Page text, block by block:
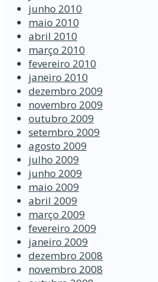
junho 2010
maio 2010
abril 2010
março 2010
fevereiro 2010
janeiro 2010
dezembro 2009
novembro 2009
outubro 2009
setembro 2009
agosto 2009
julho 2009
junho 2009
maio 2009
abril 2009
março 2009
fevereiro 2009
janeiro 2009
dezembro 2008
novembro 2008